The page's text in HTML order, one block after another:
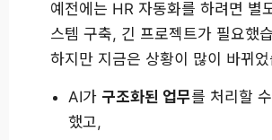
예전에는 HR 자동화를 하려면 별
스템 구축, 긴 프로젝트가 필요했
하지만 지금은 상황이 많이 바뀌
AI가 구조화된 업무를 처리할
했고,